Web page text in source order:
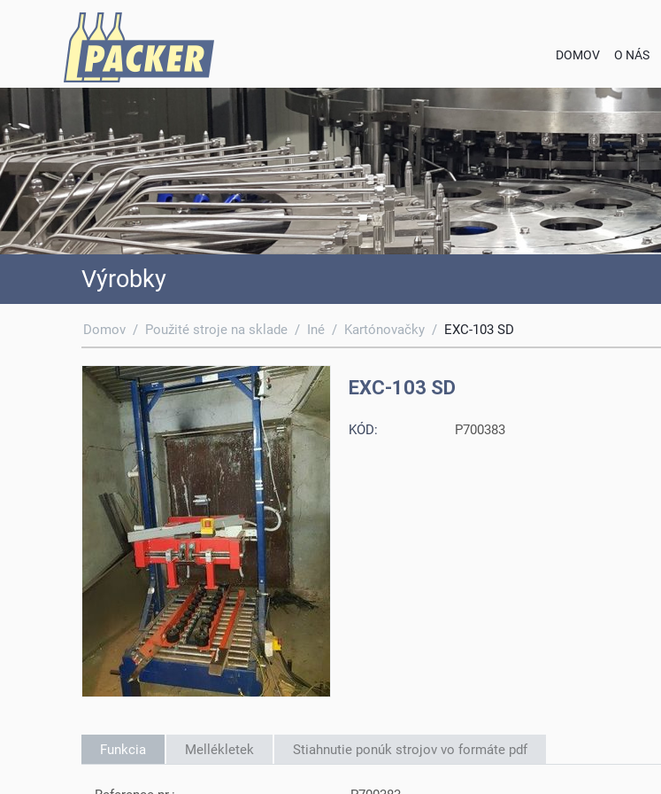
DOMOV O NÁS
Výrobky
Domov / Použité stroje na sklade / Iné / Kartónovačky / EXC-103 SD
EXC-103 SD
KÓD: P700383
Funkcia Mellékletek Stiahnutie ponúk strojov vo formáte pdf